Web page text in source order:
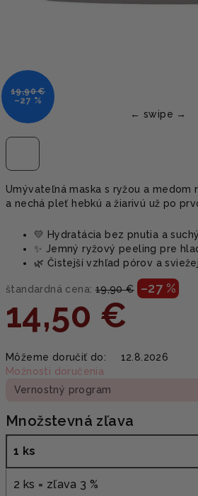
Umývateľná maska s ryžou a medom
a nechá pleť hebkú a žiarivú už po
💛 Hydratácia bez pnutia a
✨ Jemný ryžový peeling pre
🌿 Čistejší vzhľad pórov a
štandardná cena: 19,90 € –27 %
14,50 €
cena:
Môžeme doručiť do:
12.8.2026
Možnosti doručenia
Vernostný program
Množstevná zľava
1 ks
2 ks = zľava 3 %
19,90 €
–27 %